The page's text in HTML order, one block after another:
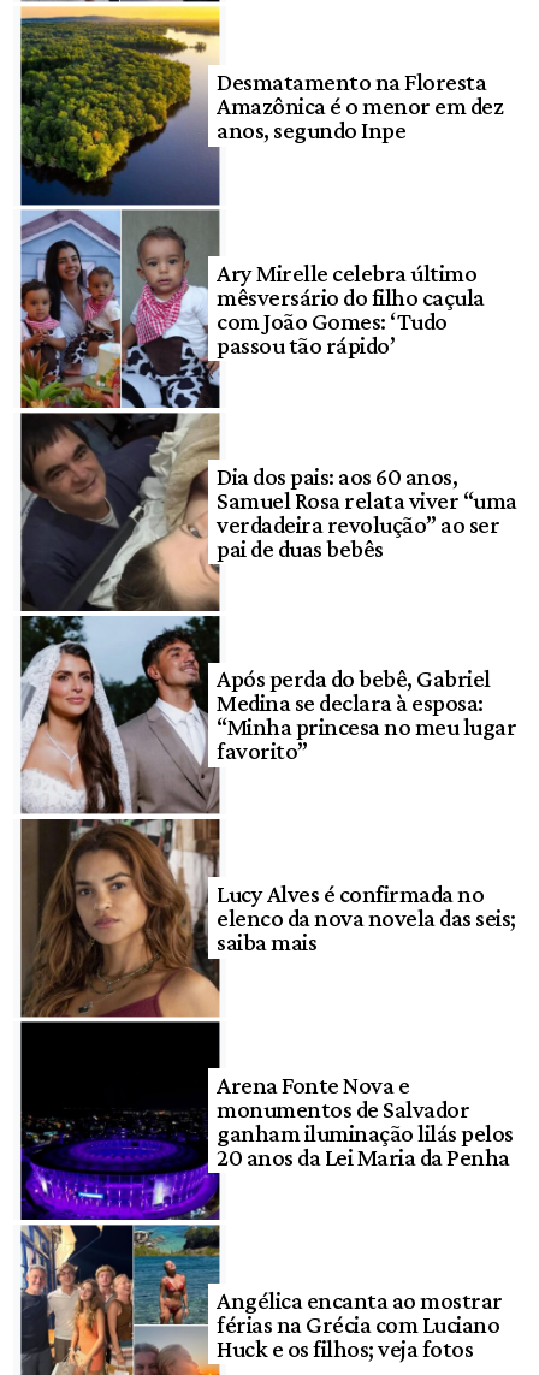
Desmatamento na Floresta
Amazônica é o menor em dez
anos, segundo Inpe
Ary Mirelle celebra último
mêsversário do filho caçula
com João Gomes: ‘Tudo
passou tão rápido’
Dia dos pais: aos 60 anos,
Samuel Rosa relata viver “uma
verdadeira revolução” ao ser
pai de duas bebês
Após perda do bebê, Gabriel
Medina se declara à esposa:
“Minha princesa no meu lugar
favorito”
Lucy Alves é confirmada no
elenco da nova novela das seis;
saiba mais
Arena Fonte Nova e
monumentos de Salvador
ganham iluminação lilás pelos
20 anos da Lei Maria da Penha
Angélica encanta ao mostrar
férias na Grécia com Luciano
Huck e os filhos; veja fotos